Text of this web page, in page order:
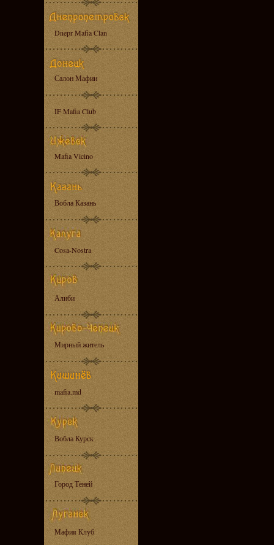
Dnepr Mafia Clan
Салон Мафии
IF Mafia Club
Mafia Vicino
Вобла Казань
Cosa-Nostra
Алиби
Мирный житель
mafia.md
Вобла Курск
Город Теней
Мафия Клуб